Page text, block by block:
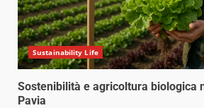
Sustainability Life
Sostenibilità e agricoltura biologica
Pavia